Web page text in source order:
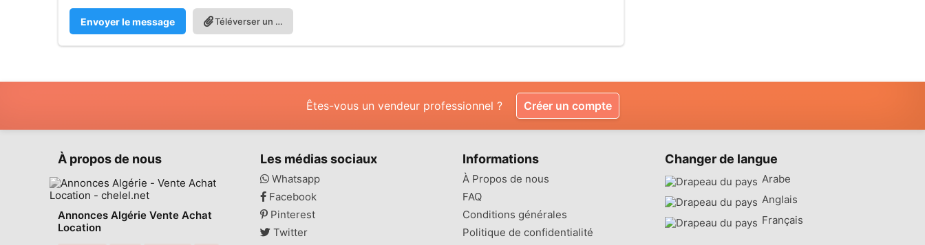
Envoyer le message Téléverser un fichier
Êtes-vous un vendeur professionnel ? Créer un compte
À propos de nous
Annonces Algérie Vente Achat
Location
Les médias sociaux
Whatsapp
Facebook
Pinterest
Twitter
Informations
À Propos de nous
FAQ
Conditions générales
Politique de confidentialité
Changer de langue
Arabe
Anglais
Français